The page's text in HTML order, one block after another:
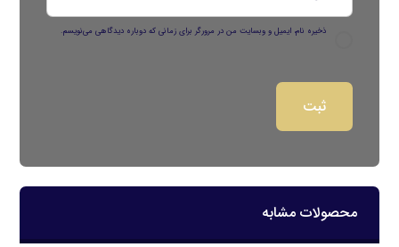
ذخیره نام، ایمیل و وبسایت من در مرورگر برای زمانی که دوباره دیدگاهی می‌نویسم.
محصولات مشابه